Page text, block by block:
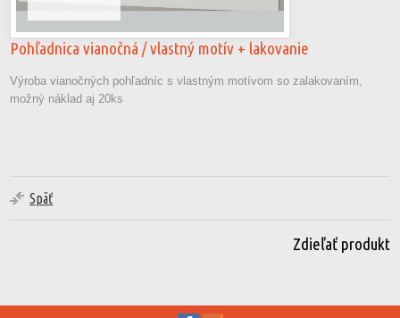
Pohľadnica vianočná / vlastný motív + lakovanie
Výroba vianočných pohľadníc s vlastným motívom so zalakovaním,
možný náklad aj 20ks
Späť
Zdieľať produkt